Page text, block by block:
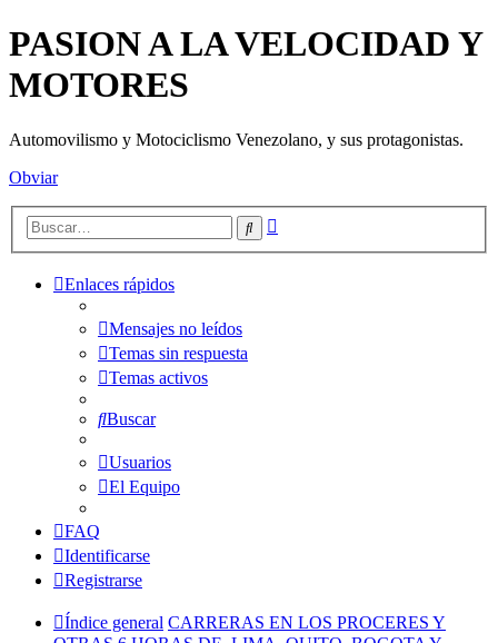
PASION A LA VELOCIDAD Y
MOTORES
Automovilismo y Motociclismo Venezolano, y sus protagonistas.
Obviar
Buscar
Enlaces rápidos
Mensajes no leídos
Temas sin respuesta
Temas activos
Buscar
Usuarios
El Equipo
FAQ
Identificarse
Registrarse
Índice general CARRERAS EN LOS PROCERES Y